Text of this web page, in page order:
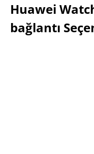
Huawei
bağlantı